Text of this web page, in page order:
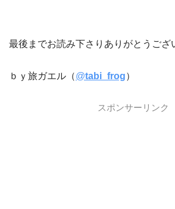
最後までお読み下さりありがとうござ
ｂｙ旅ガエル（@tabi_frog）
スポンサーリンク